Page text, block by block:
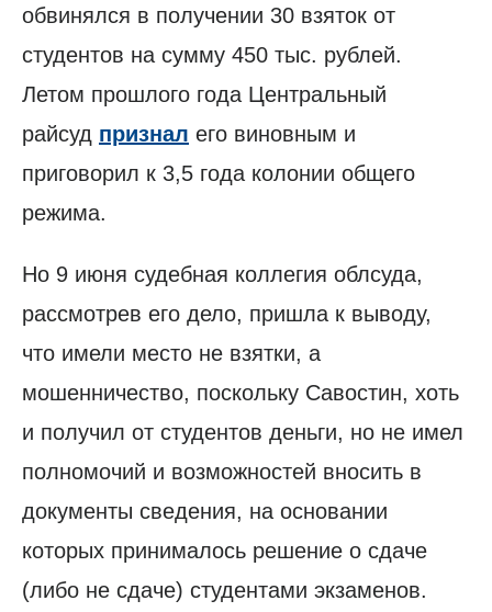
обвинялся в получении 30 взяток от
студентов на сумму 450 тыс. рублей.
Летом прошлого года Центральный
райсуд признал его виновным и
приговорил к 3,5 года колонии общего
режима.
Но 9 июня судебная коллегия облсуда,
рассмотрев его дело, пришла к выводу,
что имели место не взятки, а
мошенничество, поскольку Савостин, хоть
и получил от студентов деньги, но не имел
полномочий и возможностей вносить в
документы сведения, на основании
которых принималось решение о сдаче
(либо не сдаче) студентами экзаменов.